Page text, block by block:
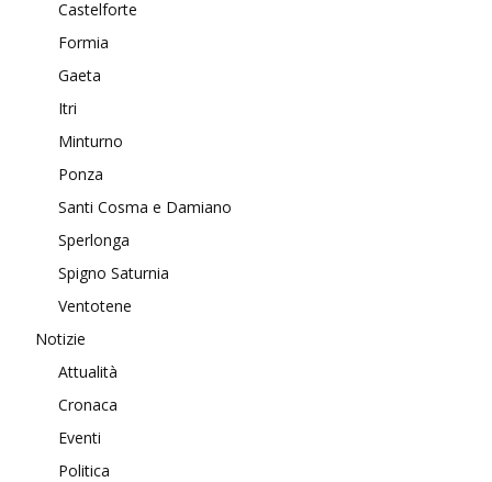
Castelforte
Formia
Gaeta
Itri
Minturno
Ponza
Santi Cosma e Damiano
Sperlonga
Spigno Saturnia
Ventotene
Notizie
Attualità
Cronaca
Eventi
Politica